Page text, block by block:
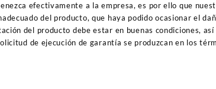
efectivamente a la empresa, es por ello que
del producto, que haya podido ocasionar el
del producto debe estar en buenas condiciones,
de ejecución de garantía se produzcan en los